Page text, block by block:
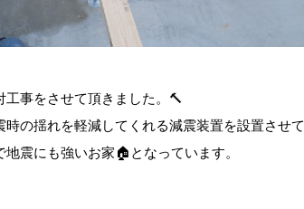
工事をさせて頂きました。🔨
時の揺れを軽減してくれる減震装置を設置させて
震にも強いお家🏠となっています。